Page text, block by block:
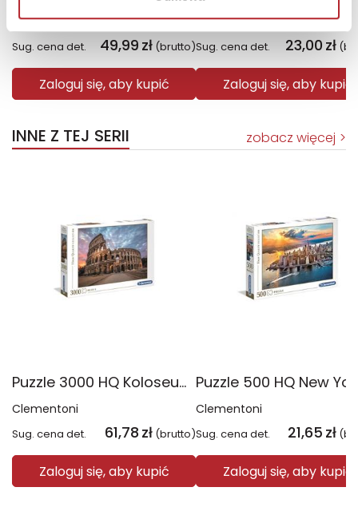
Małgorzata Oliwia Sobczak
Sug. cena det. 49,99 zł (brutto)
Zaloguj się, aby kupić
Opracowanie zbiorowe
Sug. cena det. 23,00 zł
Zaloguj się, aby kupić
INNE Z TEJ SERII zobacz więcej
Puzzle 3000 HQ Koloseum wschód słońca 33548
Clementoni
Sug. cena det. 61,78 zł (brutto)
Zaloguj się, aby kupić
Clementoni
Sug. cena det. 21,65 zł
Zaloguj się, aby kupić